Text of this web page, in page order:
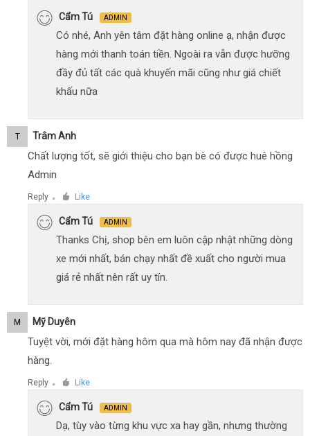
Cẩm Tú ADMIN
Có nhé, Anh yên tâm đặt hàng online ạ, nhận được
hàng mới thanh toán tiền. Ngoài ra vẫn được hưỡng
đầy đủ tất các quà khuyến mãi cũng như giá chiết
khấu nữa
T Trâm Anh
Chất lượng tốt, sẽ giới thiệu cho bạn bè có được huê hồng
Admin
Reply ● Like
Cẩm Tú ADMIN
Thanks Chị, shop bên em luôn cập nhật những dòng
xe mới nhất, bán chạy nhất đề xuất cho người mua
giá rẻ nhất nên rất uy tín.
M Mỹ Duyên
Tuyệt vời, mới đặt hàng hôm qua mà hôm nay đã nhận được
hàng.
Reply ● Like
Cẩm Tú ADMIN
Dạ, tùy vào từng khu vực xa hay gần, nhưng thường